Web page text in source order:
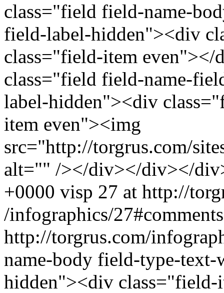
class="field field-name-
field-label-hidden"><div
class="field-item
class="field field-name-
label-hidden"><div
item even"><img
src="http://torgrus.com/
alt="" /></div></div></
+0000 visp 27 at http://
/infographics/27#comments
http://torgrus.com/
name-body field-type-
hidden"><div